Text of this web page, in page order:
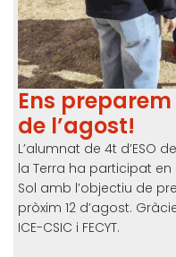
Ens
de l’agost!
L’alumnat de 4t d’ESO
la Terra ha participat
Sol amb l’objectiu de
pròxim 12 d’agost.
ICE-CSIC i FECYT.